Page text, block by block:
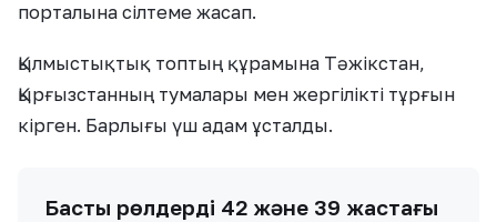
порталына сілтеме жасап.
Қылмыстықтық топтың құрамына Тәжікстан,
Қырғызстанның тумалары мен жергілікті тұрғын
кірген. Барлығы үш адам ұсталды.
Басты рөлдерді 42 және 39 жастағы